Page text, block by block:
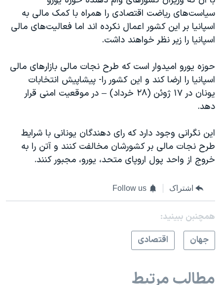
سیاست‌های ریاضت اقتصادی را همراه با کمک مالی به
اسپانیا بر این کشور اعمال نکرده اند اما فعالیت‌های مالی
اسپانیا را زیر نظر خواهند داشت.
حوزه یورو امیدوار است که طرح نجات مالی بازارهای مالی
اسپانیا را ارضا کند و این کشور را- پیشاپیش انتخابات
یونان در ۱۷ ژوئن (۲۸ خرداد) – در موقعیت امنی قرار
دهد.
این نگرانی وجود دارد که رای دهندگان یونانی با شرایط
طرح نجات مالی بر کشورشان مخالفت کنند و آتن را به
خروج از واحد پول اروپای متحد، یورو، مجبور کنند.
اشتراک Follow us
همچنبن ببینید:
جهان
اقتصادی
مطالب مرتبط